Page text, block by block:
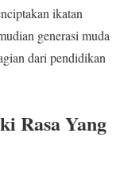
ikatan
generasi muda
dari pendidikan
Rasa Yang